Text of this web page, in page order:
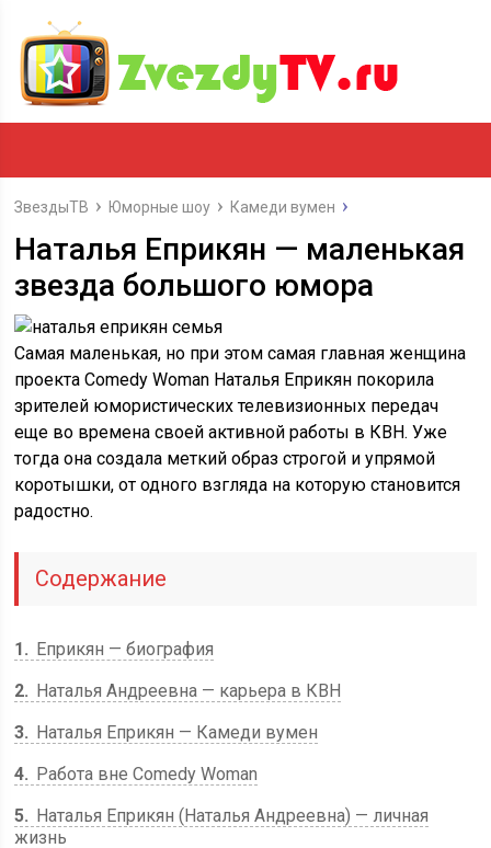
ЗвездыТВ Юморные шоу Камеди вумен
Наталья Еприкян — маленькая
звезда большого юмора
Самая маленькая, но при этом самая главная женщина
проекта Comedy Woman Наталья Еприкян покорила
зрителей юмористических телевизионных передач
еще во времена своей активной работы в КВН. Уже
тогда она создала меткий образ строгой и упрямой
коротышки, от одного взгляда на которую становится
радостно.
Содержание
1
Еприкян — биография
2
Наталья Андреевна — карьера в КВН
3
Наталья Еприкян — Камеди вумен
4
Работа вне Comedy Woman
5
Наталья Еприкян (Наталья Андреевна) — личная
жизнь